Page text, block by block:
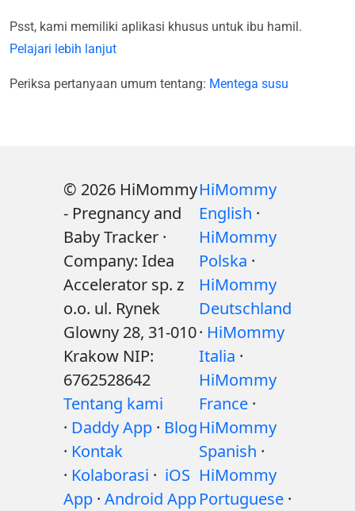
Psst, kami memiliki aplikasi khusus untuk ibu hamil.
Pelajari lebih lanjut
Periksa pertanyaan umum tentang: Mentega susu
© 2026 HiMommy
- Pregnancy and
Baby Tracker ·
Company: Idea
Accelerator sp. z
o.o. ul. Rynek
Glowny 28, 31-010
Krakow NIP:
6762528642
Tentang kami
· Daddy App · Blog
· Kontak
· Kolaborasi · iOS
App · Android App
HiMommy
English ·
HiMommy
Polska ·
HiMommy
Deutschland
· HiMommy
Italia ·
HiMommy
France ·
HiMommy
Spanish ·
HiMommy
Portuguese ·